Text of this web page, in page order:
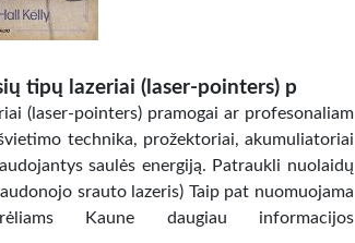
tipų lazeriai (laser-pointers) p
(laser-pointers) pramogai ar profesonaliam
technika, prožektoriai, akumuliatoriai
saulės energiją. Patraukli nuolaidų
srauto lazeris) Taip pat nuomuojama
Kaune daugiau informacijos